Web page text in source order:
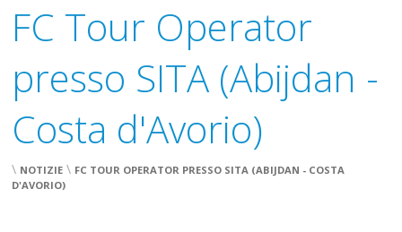
FC Tour Operator
presso SITA (Abijdan -
Costa d'Avorio)
\ NOTIZIE \ FC TOUR OPERATOR PRESSO SITA (ABIJDAN - COSTA
D'AVORIO)